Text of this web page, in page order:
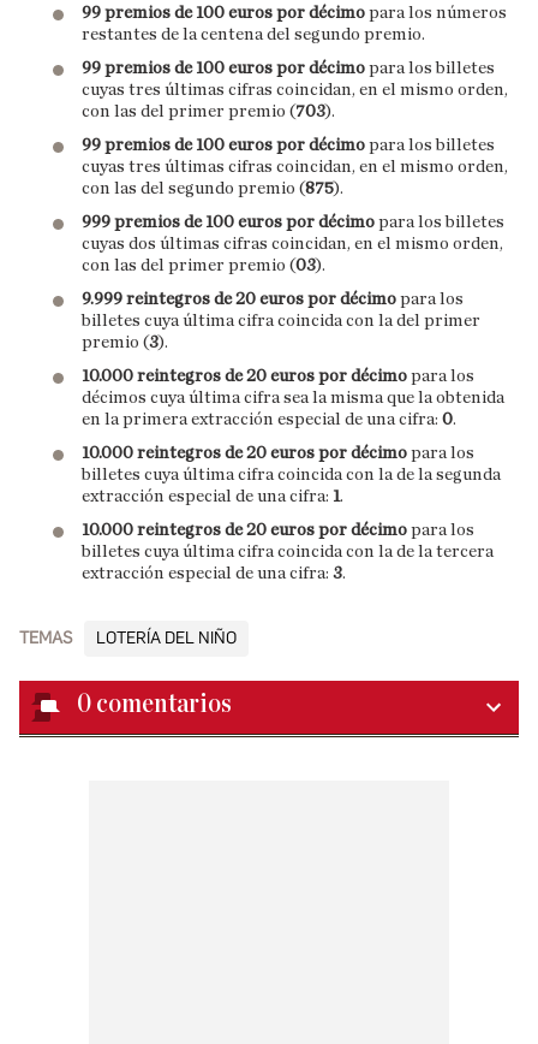
99 premios de 100 euros por décimo para los números
restantes de la centena del segundo premio.
99 premios de 100 euros por décimo para los billetes
cuyas tres últimas cifras coincidan, en el mismo orden,
con las del primer premio (703).
99 premios de 100 euros por décimo para los billetes
cuyas tres últimas cifras coincidan, en el mismo orden,
con las del segundo premio (875).
999 premios de 100 euros por décimo para los billetes
cuyas dos últimas cifras coincidan, en el mismo orden,
con las del primer premio (03).
9.999 reintegros de 20 euros por décimo para los
billetes cuya última cifra coincida con la del primer
premio (3).
10.000 reintegros de 20 euros por décimo para los
décimos cuya última cifra sea la misma que la obtenida
en la primera extracción especial de una cifra: 0.
10.000 reintegros de 20 euros por décimo para los
billetes cuya última cifra coincida con la de la segunda
extracción especial de una cifra: 1.
10.000 reintegros de 20 euros por décimo para los
billetes cuya última cifra coincida con la de la tercera
extracción especial de una cifra: 3.
TEMAS LOTERÍA DEL NIÑO
0 comentarios